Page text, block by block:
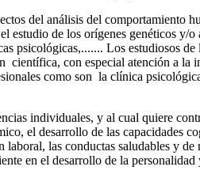
del análisis del comportamiento
estudio de los orígenes genéticos y/
psicológicas,....... Los estudiosos
científica, con especial atención a la
como son la clínica
individuales, y al cual quiere
el desarrollo de las capacidades
las conductas saludables y
en el desarrollo de la